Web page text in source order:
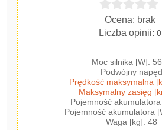
Ocena: brak
Liczba opinii:0
Moc silnika [W]:
Podwójny napęd
Prędkość maksymalna
Maksymalny zasięg
Pojemność
Pojemność akumulatora
Waga [kg]: 48